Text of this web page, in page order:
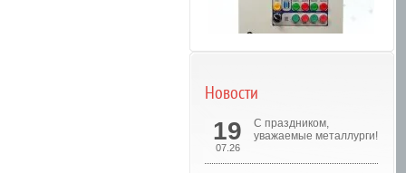
Новости
19
07.26
С праздником,
уважаемые металлурги!